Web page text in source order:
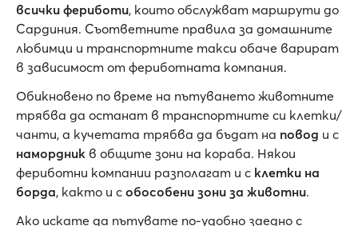
всички фериботи, които обслужват маршрути до
Сардиния. Съответните правила за домашните
любимци и транспортните такси обаче варират
в зависимост от фериботната компания.
Обикновено по време на пътуването животните
трябва да останат в транспортните си клетки/
чанти, а кучетата трябва да бъдат на повод и с
намордник в общите зони на кораба. Някои
фериботни компании разполагат и с клетки на
борда, както и с обособени зони за животни.
Ако искате да пътувате по-удобно заедно с